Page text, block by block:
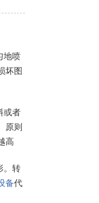
地喷
坏图
或者
原则
高
。转
备代